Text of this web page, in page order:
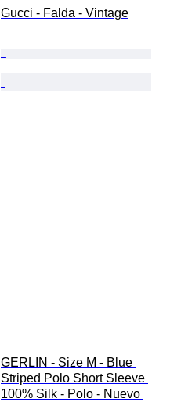
Gucci - Falda - Vintage
GERLIN - Size M - Blue
Striped Polo Short Sleeve
100% Silk - Polo - Nuevo